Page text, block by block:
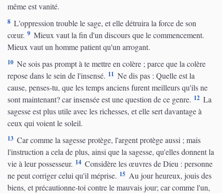
même est vanité.
8 L'oppression trouble le sage, et elle détruira la force de son
cœur. 9 Mieux vaut la fin d'un discours que le commencement.
Mieux vaut un homme patient qu'un arrogant.
10 Ne sois pas prompt à te mettre en colère ; parce que la colère
repose dans le sein de l'insensé. 11 Ne dis pas : Quelle est la
cause, penses-tu, que les temps anciens furent meilleurs qu'ils ne
sont maintenant? car insensée est une question de ce genre. 12 La
sagesse est plus utile avec les richesses, et elle sert davantage à
ceux qui voient le soleil.
13 Car comme la sagesse protège, l'argent protège aussi ; mais
l'instruction a cela de plus, ainsi que la sagesse, qu'elles donnent la
vie à leur possesseur. 14 Considère les œuvres de Dieu : personne
ne peut corriger celui qu'il méprise. 15 Au jour heureux, jouis des
biens, et précautionne-toi contre le mauvais jour; car comme l'un,